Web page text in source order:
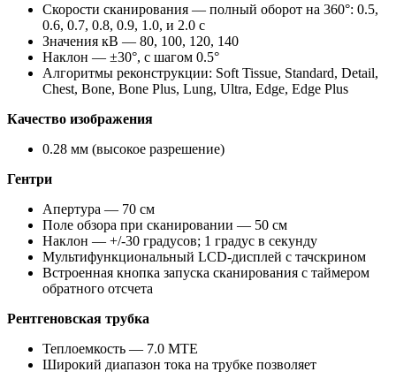
Скорости сканирования — полный оборот на 360°: 0.5,
0.6, 0.7, 0.8, 0.9, 1.0, и 2.0 с
Значения кВ — 80, 100, 120, 140
Наклон — ±30°, с шагом 0.5°
Алгоритмы реконструкции: Soft Tissue, Standard, Detail,
Chest, Bone, Bone Plus, Lung, Ultra, Edge, Edge Plus
Качество изображения
0.28 мм (высокое разрешение)
Гентри
Апертура — 70 см
Поле обзора при сканировании — 50 см
Наклон — +/-30 градусов; 1 градус в секунду
Мультифункциональный LCD-дисплей с тачскрином
Встроенная кнопка запуска сканирования с таймером
обратного отсчета
Рентгеновская трубка
Теплоемкость — 7.0 МТЕ
Широкий диапазон тока на трубке позволяет